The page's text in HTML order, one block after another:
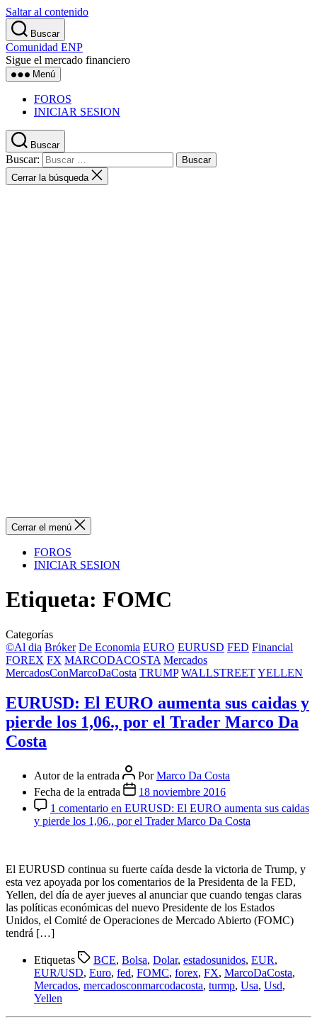
Saltar al contenido
Buscar
Comunidad ENP
Sigue el mercado financiero
Menú
FOROS
INICIAR SESION
Buscar
Buscar:
Cerrar la búsqueda
Cerrar el menú
FOROS
INICIAR SESION
Etiqueta: FOMC
Categorías
©Al dia Bróker De Economia EURO EURUSD FED Financial
FOREX FX MARCODACOSTA Mercados
MercadosConMarcoDaCosta TRUMP WALLSTREETYELLEN
EURUSD: El EURO aumenta sus caidas y
pierde los 1,06., por el Trader Marco Da
Costa
Autor de la entrada PorMarco Da Costa
Fecha de la entrada
18 noviembre 2016
1 comentario en EURUSD: El EURO aumenta sus caidas
y pierde los 1,06., por el Trader Marco Da Costa
El EURUSD continua su fuerte caída desde la victoria de Trump, y
esta vez apoyada por los comentarios de la Presidenta de la FED,
Yellen, del día de ayer jueves al anunciar que cuando tengas claras
las políticas económicas del nuevo Presidente de los Estados
Unidos, el Comité de Operaciones de Mercado Abierto (FOMC)
tendrá […]
Etiquetas BCE, Bolsa, Dolar, estadosunidos, EUR,
EUR/USD, Euro, fed, FOMC, forex, FX, MarcoDaCosta,
Mercados, mercadosconmarcodacosta, turmp, Usa, Usd,
Yellen